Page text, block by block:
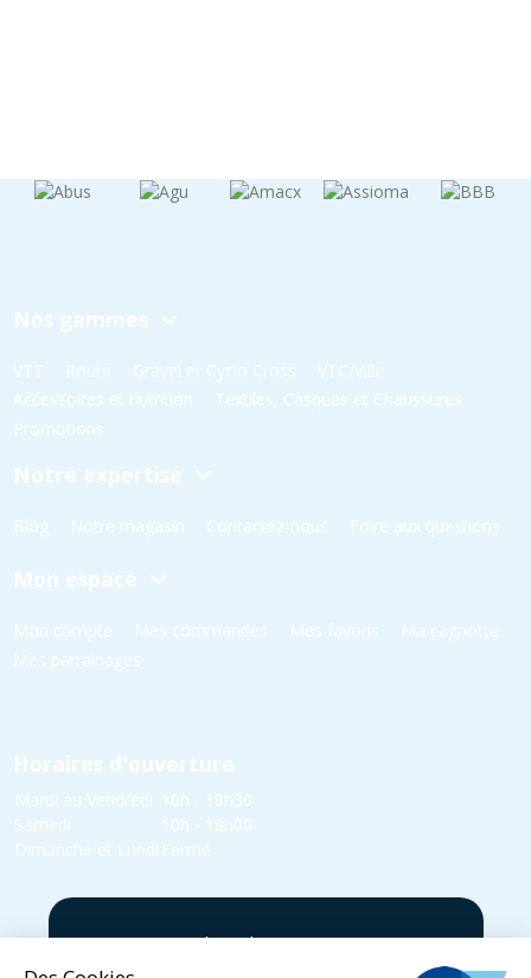
Nos gammes
VTT Route Gravel et Cyclo Cross
VTC/Ville
Accessoires et nutrition
Textiles, Casques et Chaussures
Promotions
Notre expertise
Blog Notre magasin Contactez-nous Foire aux questions
Mon espace
Mon compte Mes commandes Mes favoris
Ma cagnotte
Mes parrainages
Horaires d'ouverture
Mardi au Vendredi
10h - 18h30
Samedi
10h - 18h00
Dimanche et Lundi Fermé
5 rue Yvonne Edmond Foinant,